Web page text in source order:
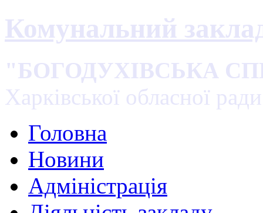
Комунальний
"БОГОДУХІВСЬКА
Харківської обласної ради
Головна
Новини
Адміністрація